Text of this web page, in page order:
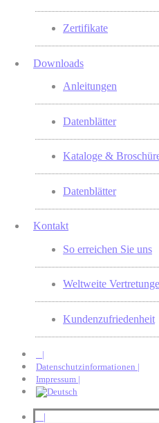
Zertifikate
Downloads
Anleitungen
Datenblätter
Kataloge &
Datenblätter
Kontakt
So erreichen Sie uns
Weltweite
Kundenzufriedenheit
|
Datenschutzinformationen |
Impressum |
|